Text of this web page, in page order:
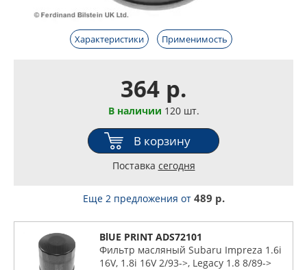
Характеристики Применимость
364 р.
В наличии 120 шт.
В корзину
Поставка сегодня
Еще 2 предложения от 489 р.
BlUE PRINT ADS72101
Фильтр масляный Subaru Impreza 1.6i
16V, 1.8i 16V 2/93->, Legacy 1.8 8/89->